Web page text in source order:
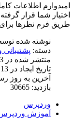
امیدوارم اطلاعات
اختیار شما قرار
طریق فرم نظرها برای
نوشته شده
دسته:
منتشر شده در 13 خرداد 1398
تاریخ ایجاد در 13 خرداد 1398
آخرین به روز رسانی در 21
بازدید: 30665
وردپرس
آموزش